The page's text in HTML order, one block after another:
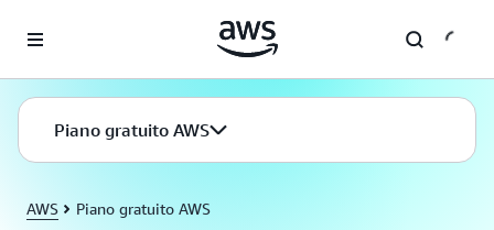
Piano gratuito AWS
AWS Piano gratuito AWS